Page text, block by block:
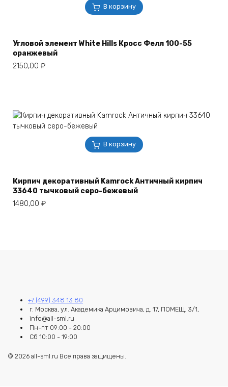
В корзину
Угловой элемент White Hills Кросс Фелл 100-55
оранжевый
2150,00 ₽
В корзину
Кирпич декоративный Kamrock Античный кирпич
33640 тычковый серо-бежевый
1480,00 ₽
+7 (499) 348 13 80
г. Москва, ул. Академика Арцимовича, д. 17, ПОМЕЩ. 3/1,
info@all-sml.ru
Пн-пт 09:00 - 20:00
Сб 10:00 - 19:00
© 2026 all-sml.ru Все права защищены.